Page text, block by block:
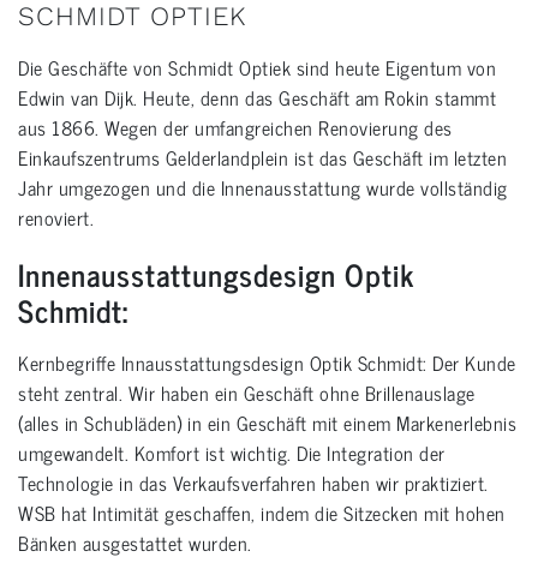
SCHMIDT OPTIEK
Die Geschäfte von Schmidt Optiek sind heute Eigentum von
Edwin van Dijk. Heute, denn das Geschäft am Rokin stammt
aus 1866. Wegen der umfangreichen Renovierung des
Einkaufszentrums Gelderlandplein ist das Geschäft im letzten
Jahr umgezogen und die Innenausstattung wurde vollständig
renoviert.
Innenausstattungsdesign Optik
Schmidt:
Kernbegriffe Innausstattungsdesign Optik Schmidt: Der Kunde
steht zentral. Wir haben ein Geschäft ohne Brillenauslage
(alles in Schubläden) in ein Geschäft mit einem Markenerlebnis
umgewandelt. Komfort ist wichtig. Die Integration der
Technologie in das Verkaufsverfahren haben wir praktiziert.
WSB hat Intimität geschaffen, indem die Sitzecken mit hohen
Bänken ausgestattet wurden.